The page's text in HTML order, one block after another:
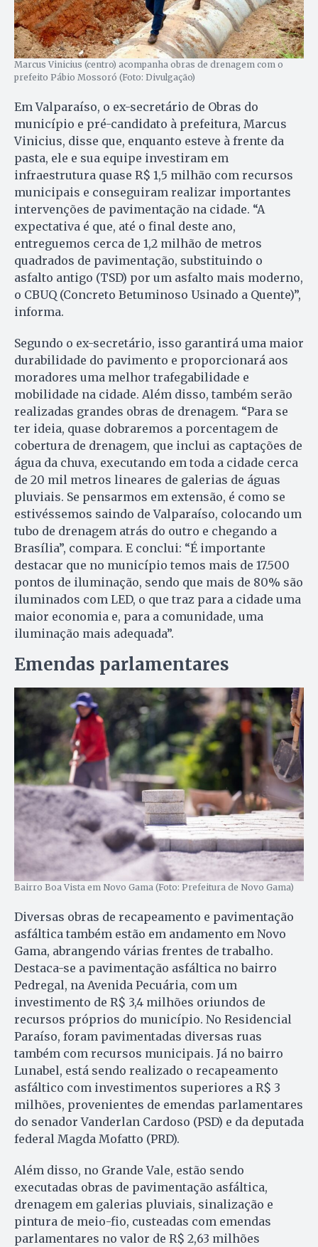
Marcus Vinicius (centro) acompanha obras de drenagem com o
prefeito Pábio Mossoró (Foto: Divulgação)
Em Valparaíso, o ex-secretário de Obras do
município e pré-candidato à prefeitura, Marcus
Vinicius, disse que, enquanto esteve à frente da
pasta, ele e sua equipe investiram em
infraestrutura quase R$ 1,5 milhão com recursos
municipais e conseguiram realizar importantes
intervenções de pavimentação na cidade. “A
expectativa é que, até o final deste ano,
entreguemos cerca de 1,2 milhão de metros
quadrados de pavimentação, substituindo o
asfalto antigo (TSD) por um asfalto mais moderno,
o CBUQ (Concreto Betuminoso Usinado a Quente)”,
informa.
Segundo o ex-secretário, isso garantirá uma maior
durabilidade do pavimento e proporcionará aos
moradores uma melhor trafegabilidade e
mobilidade na cidade. Além disso, também serão
realizadas grandes obras de drenagem. “Para se
ter ideia, quase dobraremos a porcentagem de
cobertura de drenagem, que inclui as captações de
água da chuva, executando em toda a cidade cerca
de 20 mil metros lineares de galerias de águas
pluviais. Se pensarmos em extensão, é como se
estivéssemos saindo de Valparaíso, colocando um
tubo de drenagem atrás do outro e chegando a
Brasília”, compara. E conclui: “É importante
destacar que no município temos mais de 17.500
pontos de iluminação, sendo que mais de 80% são
iluminados com LED, o que traz para a cidade uma
maior economia e, para a comunidade, uma
iluminação mais adequada”.
Emendas parlamentares
Bairro Boa Vista em Novo Gama (Foto: Prefeitura de Novo Gama)
Diversas obras de recapeamento e pavimentação
asfáltica também estão em andamento em Novo
Gama, abrangendo várias frentes de trabalho.
Destaca-se a pavimentação asfáltica no bairro
Pedregal, na Avenida Pecuária, com um
investimento de R$ 3,4 milhões oriundos de
recursos próprios do município. No Residencial
Paraíso, foram pavimentadas diversas ruas
também com recursos municipais. Já no bairro
Lunabel, está sendo realizado o recapeamento
asfáltico com investimentos superiores a R$ 3
milhões, provenientes de emendas parlamentares
do senador Vanderlan Cardoso (PSD) e da deputada
federal Magda Mofatto (PRD).
Além disso, no Grande Vale, estão sendo
executadas obras de pavimentação asfáltica,
drenagem em galerias pluviais, sinalização e
pintura de meio-fio, custeadas com emendas
parlamentares no valor de R$ 2,63 milhões